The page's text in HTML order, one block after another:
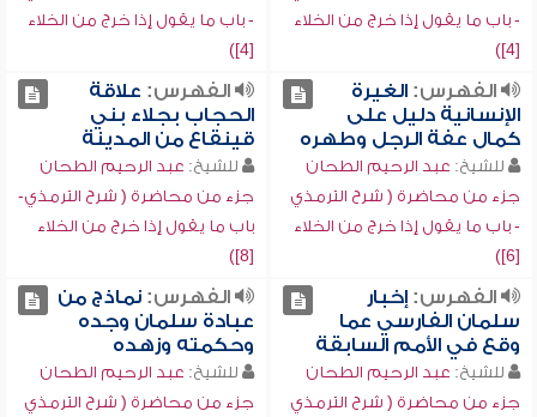
- باب ما يقول إذا خرج من الخلاء
[4])
- باب ما يقول إذا خرج من الخلاء
[4])
الفهرس:الغيرة
الإنسانية دليل على
كمال عفة الرجل وطهره
للشيخ: عبد الرحيم الطحان
جزء من محاضرة ( شرح الترمذي
- باب ما يقول إذا خرج من الخلاء
[6])
الفهرس: علاقة
الحجاب بجلاء بني
قينقاع من المدينة
للشيخ: عبد الرحيم الطحان
جزء من محاضرة ( شرح الترمذي-
باب ما يقول إذا خرج من الخلاء
[8])
الفهرس:إخبار
سلمان الفارسي عما
وقع في الأمم السابقة
للشيخ: عبد الرحيم الطحان
جزء من محاضرة ( شرح الترمذي
الفهرس:نماذج من
عبادة سلمان وجده
وحكمته وزهده
للشيخ: عبد الرحيم الطحان
جزء من محاضرة ( شرح الترمذي